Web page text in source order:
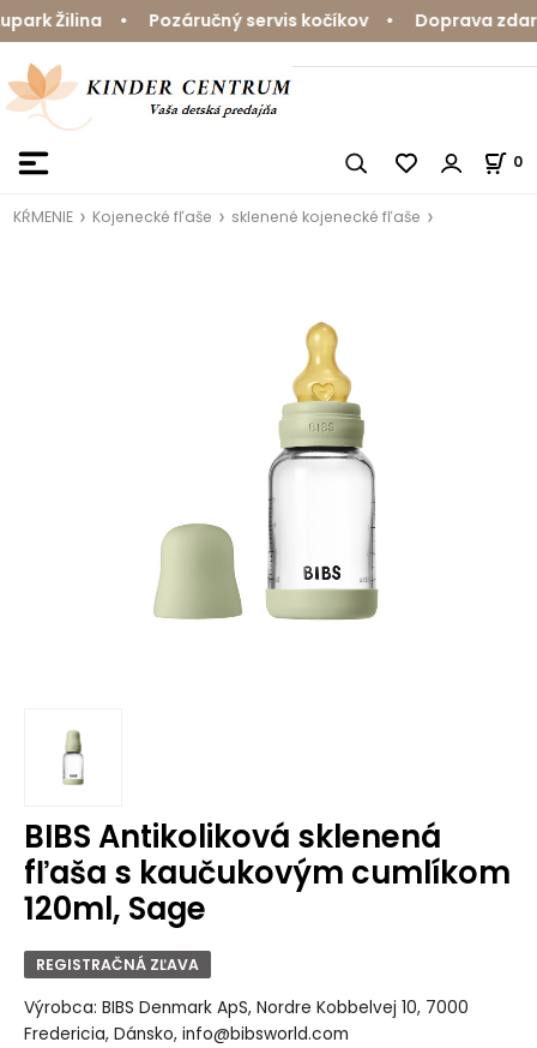
Žilina • Pozáručný servis kočíkov • Doprava
0
KŔMENIE Kojenecké fľaše sklenené kojenecké fľaše
BIBS Antikoliková sklenená
fľaša s kaučukovým cumlíkom
120ml, Sage
REGISTRAČNÁ ZĽAVA
Výrobca: BIBS Denmark ApS, Nordre Kobbelvej 10, 7000
Fredericia, Dánsko, info@bibsworld.com